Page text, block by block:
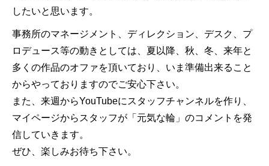
したいと思います。
事務所のマネージメント、ディレクション、デスク、プ
ロデュース等の動きとしては、夏以降、秋、冬、来年と
多くの作品のオファを頂いており、いま準備出来ること
からやっておりますのでご安心下さい。
また、来週からYouTubeにスタッフチャンネルを作り、
マイページからスタッフが「元気な輪」のコメントを発
信していきます。
ぜひ、楽しみお待ち下さい。